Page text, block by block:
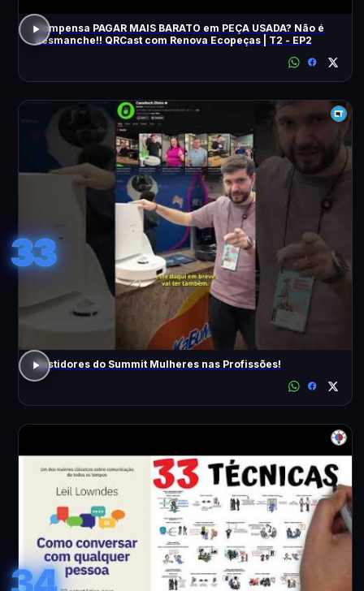
Compensa PAGAR MAIS BARATO em PEÇA USADA? Não é
desmanche!! QRCast com Renova Ecopeças | T2 - EP2
33
Bastidores do Summit Mulheres nas Profissões!